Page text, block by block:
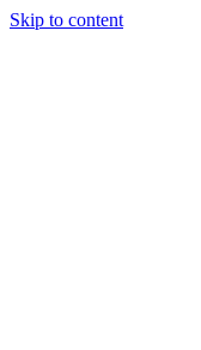
Skip to content